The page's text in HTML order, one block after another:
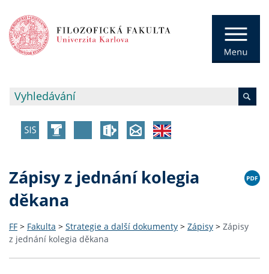
Zápisy z jednání kolegia
děkana
FF > Fakulta > Strategie a další dokumenty > Zápisy > Zápisy
z jednání kolegia děkana